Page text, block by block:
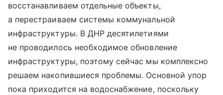
восстанавливаем отдельные объекты,
а перестраиваем системы коммунальной
инфраструктуры. В ДНР десятилетиями
не проводилось необходимое обновление
инфраструктуры, поэтому сейчас мы комплексно
решаем накопившиеся проблемы. Основной упор
пока приходится на водоснабжение, поскольку